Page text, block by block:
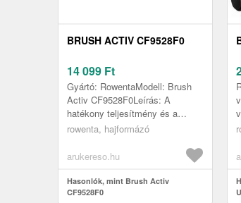
BRUSH ACTIV CF9528F0
14 099 Ft
Gyártó: RowentaModell: Brush
Activ CF9528F0Leírás: A
hatékony teljesítmény és a
legjobb minőség tökéletes
forgó szár...
rowenta, hajformázó
arukereso.hu
Hasonlók, mint Brush Activ
CF9528F0